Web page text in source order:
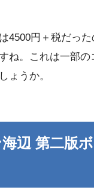
4500円＋税だった
ね。これは一部の
ょうか。
海辺 第二版